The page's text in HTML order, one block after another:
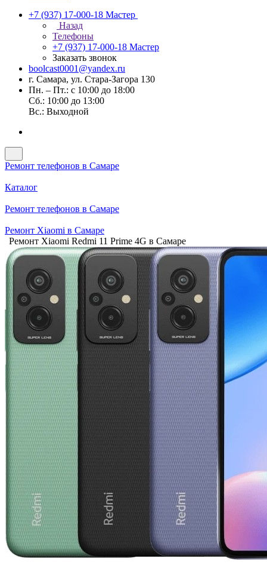
+7 (937) 17-000-18 Мастер
Назад
Телефоны
+7 (937) 17-000-18 Мастер
Заказать звонок
boolcast0001@yandex.ru
г. Самара, ул. Стара-Загора 130
Пн. – Пт.: с 10:00 до 18:00
Сб.: 10:00 до 13:00
Вс.: Выходной
Ремонт телефонов в Самаре
Каталог
Ремонт телефонов в Самаре
Ремонт Xiaomi в Самаре
Ремонт Xiaomi Redmi 11 Prime 4G в Самаре